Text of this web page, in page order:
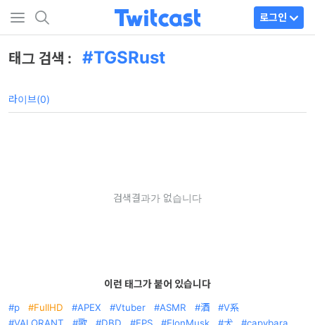
로그인
태그 검색 : TGSRust
라이브(0)
검색결과가 없습니다
이런 태그가 붙어 있습니다
p FullHD APEX Vtuber ASMR 酒
V系